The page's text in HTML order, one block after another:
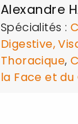
Alexandre
Spécialités :
Digestive,
Thoracique,
la Face et du